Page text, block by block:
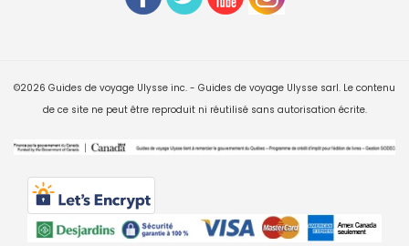
©2026 Guides de voyage Ulysse inc. - Guides de voyage Ulysse sarl. Le contenu
de ce site ne peut être reproduit ni réutilisé sans autorisation écrite.